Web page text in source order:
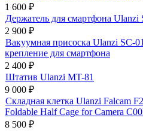
1 600 ₽
Держатель для смартфона Ulanzi
2 900 ₽
Вакуумная присоска Ulanzi SC-
крепление для смартфона
2 400 ₽
Штатив Ulanzi MT-81
9 000 ₽
Складная клетка Ulanzi Falcam
Foldable Half Cage for Camera
8 500 ₽